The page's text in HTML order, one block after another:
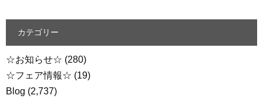
カテゴリー
☆お知らせ☆ (280)
☆フェア情報☆ (19)
Blog (2,737)